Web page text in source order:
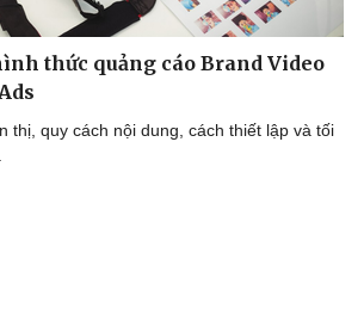
thức quảng cáo Brand Video
thị, quy cách nội dung, cách thiết lập và tối